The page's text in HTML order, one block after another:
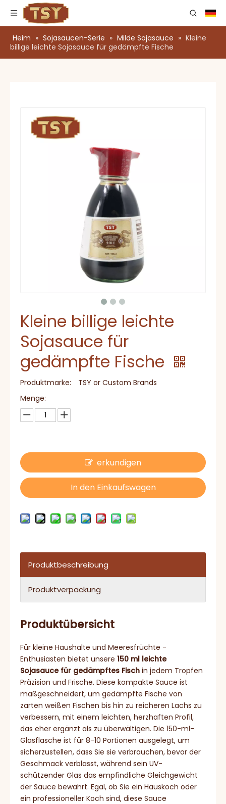
Heim » Sojasaucen-Serie » Milde Sojasauce » Kleine
billige leichte Sojasauce für gedämpfte Fische
Kleine billige leichte
Sojasauce für
gedämpfte Fische
Produktmarke:
TSY or Custom Brands
Menge:
erkundigen
In den Einkaufswagen
Produktbeschreibung
Produktverpackung
Produktübersicht
Für kleine Haushalte und Meeresfrüchte -
Enthusiasten bietet unsere 150 ml leichte
Sojasauce für gedämpftes Fisch in jedem Tropfen
Präzision und Frische. Diese kompakte Sauce ist
maßgeschneidert, um gedämpfte Fische von
zarten weißen Fischen bis hin zu reicheren Lachs zu
verbessern, mit einem leichten, herzhaften Profil,
das eher ergänzt als zu überwältigen. Die 150-ml-
Glasflasche ist für 8-10 Portionen ausgelegt, um
sicherzustellen, dass Sie sie verbrauchen, bevor der
Geschmack verblasst, während sein UV-
schützender Glas das empfindliche Gleichgewicht
der Sauce bewahrt. Egal, ob Sie ein Hauskoch oder
ein professioneller Koch sind, diese Sauce